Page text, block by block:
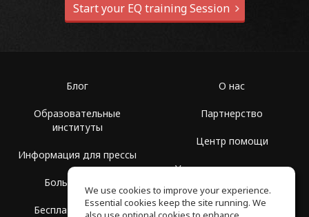
Start your EQ training Session
Блог
Образовательные
институты
Информация для прессы
Больше Групп
Бесплатная школа
О нас
Партнерство
Центр помощи
Условия использования
Политика
конфиденциальности
We use cookies to improve your experience.
Essential cookies keep the site running. We